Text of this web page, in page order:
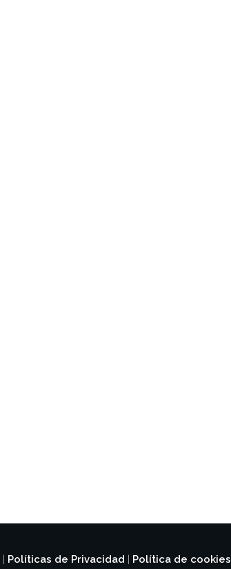
Políticas de Privacidad Política de cookies